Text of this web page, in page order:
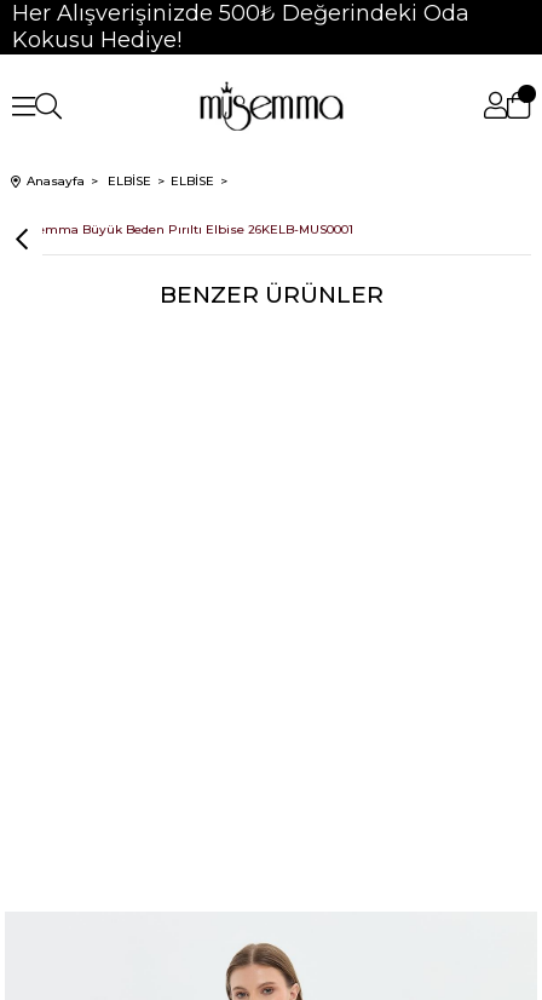
Her Alışverişinizde 500₺ Değerindeki Oda
Kokusu Hediye!
Anasayfa ELBİSE ELBİSE
Müsemma Büyük Beden Pırıltı Elbise 26KELB-MUS0001
BENZER ÜRÜNLER